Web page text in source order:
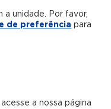
a unidade. Por favor,
de preferência para
a nossa página